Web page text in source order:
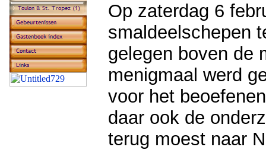
Op zaterdag 6
smaldeelschepen
gelegen boven de
menigmaal werd
voor het
daar ook de
terug moest naar